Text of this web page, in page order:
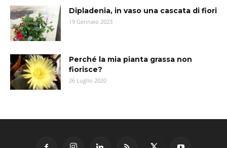
Dipladenia, in vaso una cascata di fiori
19 Gennaio 2023
Perché la mia pianta grassa non
fiorisce?
26 Luglio 2020